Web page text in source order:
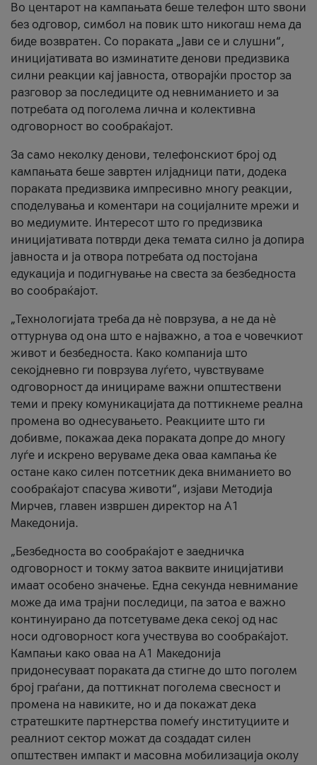
Во центарот на кампањата беше телефон што ѕвони
без одговор, симбол на повик што никогаш нема да
биде возвратен. Со пораката „Јави се и слушни“,
иницијативата во изминатите денови предизвика
силни реакции кај јавноста, отворајќи простор за
разговор за последиците од невниманието и за
потребата од поголема лична и колективна
одговорност во сообраќајот.
За само неколку денови, телефонскиот број од
кампањата беше завртен илјадници пати, додека
пораката предизвика импресивно многу реакции,
споделувања и коментари на социјалните мрежи и
во медиумите. Интересот што го предизвика
иницијативата потврди дека темата силно ја допира
јавноста и ја отвора потребата од постојана
едукација и подигнување на свеста за безбедноста
во сообраќајот.
„Технологијата треба да нè поврзува, а не да нè
оттурнува од она што е најважно, а тоа е човечкиот
живот и безбедноста. Како компанија што
секојдневно ги поврзува луѓето, чувствуваме
одговорност да иницираме важни општествени
теми и преку комуникацијата да поттикнеме реална
промена во однесувањето. Реакциите што ги
добивме, покажаа дека пораката допре до многу
луѓе и искрено веруваме дека оваа кампања ќе
остане како силен потсетник дека вниманието во
сообраќајот спасува животи“, изјави Методија
Мирчев, главен извршен директор на А1
Македонија.
„Безбедноста во сообраќајот е заедничка
одговорност и токму затоа ваквите иницијативи
имаат особено значење. Една секунда невнимание
може да има трајни последици, па затоа е важно
континуирано да потсетуваме дека секој од нас
носи одговорност кога учествува во сообраќајот.
Кампањи како оваа на A1 Македонија
придонесуваат пораката да стигне до што поголем
број граѓани, да поттикнат поголема свесност и
промена на навиките, но и да покажат дека
стратешките партнерства помеѓу институциите и
реалниот сектор можат да создадат силен
општествен импакт и масовна мобилизација околу